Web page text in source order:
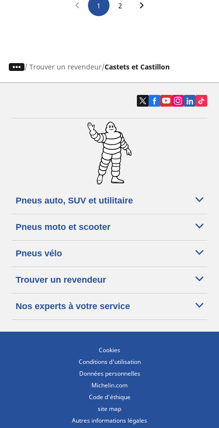
1 2
/ Trouver un revendeur Castets et Castillon
Pneus auto, SUV et utilitaire
Pneus moto et scooter
Pneus vélo
Trouver un revendeur
Nos experts à votre service
Cookies
Conditions d'utilisation
Données personnelles
Michelin.com
Code d'éthique
site map
Autres informations légales